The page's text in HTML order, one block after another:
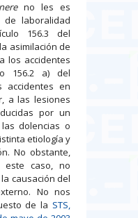
no les es
de laboralidad
156.3 del
asimilación de
los accidentes
156.2 a) del
accidentes en
a las lesiones
por un
dolencias o
etiología y
No obstante,
este caso, no
causación del
No nos
de la STS,